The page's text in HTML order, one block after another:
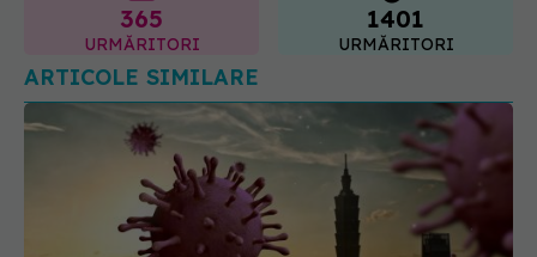
ARTICOLE SIMILARE